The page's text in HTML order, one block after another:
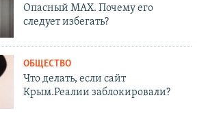
Опасный MAX. Почему его
следует избегать?
ОБЩЕСТВО
Что делать, если сайт
Крым.Реалии заблокировали?